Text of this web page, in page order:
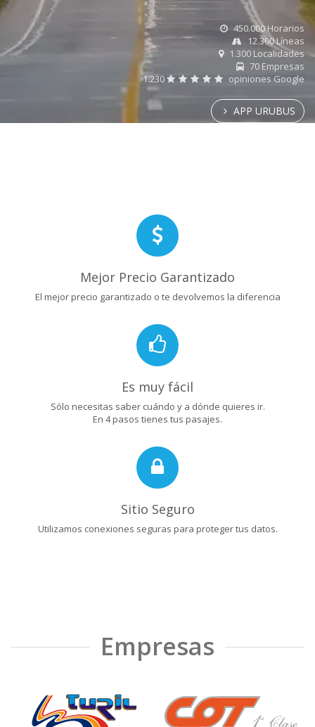
450.000 Horarios
12.300 Líneas
1.300 Localidades
70 Empresas
1.230
opiniones Google
APP URUBUS
Mejor Precio Garantizado
El mejor precio garantizado o te devolvemos la diferencia
Es muy fácil
Sólo necesitas saber cuándo y a dónde quieres ir.
En 4 pasos tienes tus pasajes.
Sitio Seguro
Utilizamos conexiones seguras para proteger tus datos.
Empresas
❮ ❯